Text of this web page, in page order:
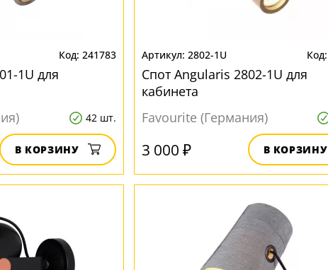
241783
1U для
42 шт.
В КОРЗИНУ
2802-1U
Спот Angularis 2802-1U для
кабинета
Favourite (Германия)
3 000 ₽ В КОРЗИНУ